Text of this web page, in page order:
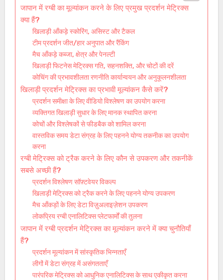
जापान में रग्बी का मूल्यांकन करने के लिए प्रमुख प्रदर्शन मेट्रिक्स
क्या हैं?
खिलाड़ी आँकड़े स्कोरिंग, असिस्ट और टैकल
टीम प्रदर्शन जीत/हार अनुपात और रैंकिंग
मैच आँकड़े कब्जा, क्षेत्र और पेनल्टी
खिलाड़ी फिटनेस मेट्रिक्स गति, सहनशक्ति, और चोटों की दरें
कोचिंग की प्रभावशीलता रणनीति कार्यान्वयन और अनुकूलनशीलता
खिलाड़ी प्रदर्शन मेट्रिक्स का प्रभावी मूल्यांकन कैसे करें?
प्रदर्शन समीक्षा के लिए वीडियो विश्लेषण का उपयोग करना
व्यक्तिगत खिलाड़ी सुधार के लिए मानक स्थापित करना
कोचों और विश्लेषकों से फीडबैक को शामिल करना
वास्तविक समय डेटा संग्रह के लिए पहनने योग्य तकनीक का उपयोग
करना
रग्बी मेट्रिक्स को ट्रैक करने के लिए कौन से उपकरण और तकनीकें
सबसे अच्छी हैं?
प्रदर्शन विश्लेषण सॉफ़्टवेयर विकल्प
खिलाड़ी मेट्रिक्स को ट्रैक करने के लिए पहनने योग्य उपकरण
मैच आँकड़ों के लिए डेटा विज़ुअलाइज़ेशन उपकरण
लोकप्रिय रग्बी एनालिटिक्स प्लेटफार्मों की तुलना
जापान में रग्बी प्रदर्शन मेट्रिक्स का मूल्यांकन करने में क्या चुनौतियाँ
हैं?
प्रदर्शन मूल्यांकन में सांस्कृतिक भिन्नताएँ
लीगों में डेटा संग्रह में असंगतताएँ
पारंपरिक मेट्रिक्स को आधुनिक एनालिटिक्स के साथ एकीकृत करना